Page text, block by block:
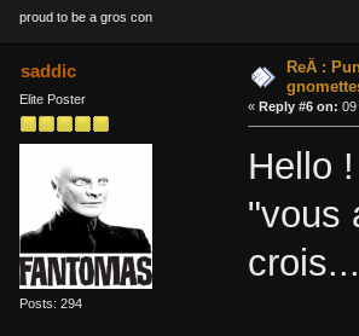
proud to be a gros con
saddic
Elite Poster
Posts: 294
ReÂ :
« Reply #6 on: 09
Hello !
"vous